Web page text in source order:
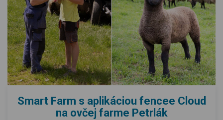
Smart Farm s aplikáciou fencee Cloud
na ovčej farme Petrlák